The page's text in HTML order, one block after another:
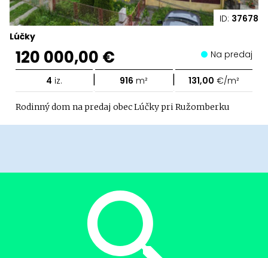
ID: 37678
Lúčky
120 000,00 € Na predaj
4 iz. | 916 m² | 131,00 €/m²
Rodinný dom na predaj obec Lúčky pri Ružomberku